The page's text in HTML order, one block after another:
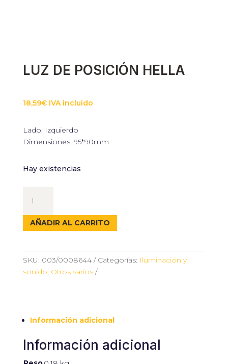
LUZ DE POSICIÓN HELLA
18,59€ IVA incluido
Lado: Izquierdo
Dimensiones: 95*90mm
Hay existencias
DE
POSICIÓN
HELLA
AÑADIR AL CARRITO
SKU: 003/0008644 Categorías: Iluminación y
sonido, Otros varios
Información adicional
Información adicional